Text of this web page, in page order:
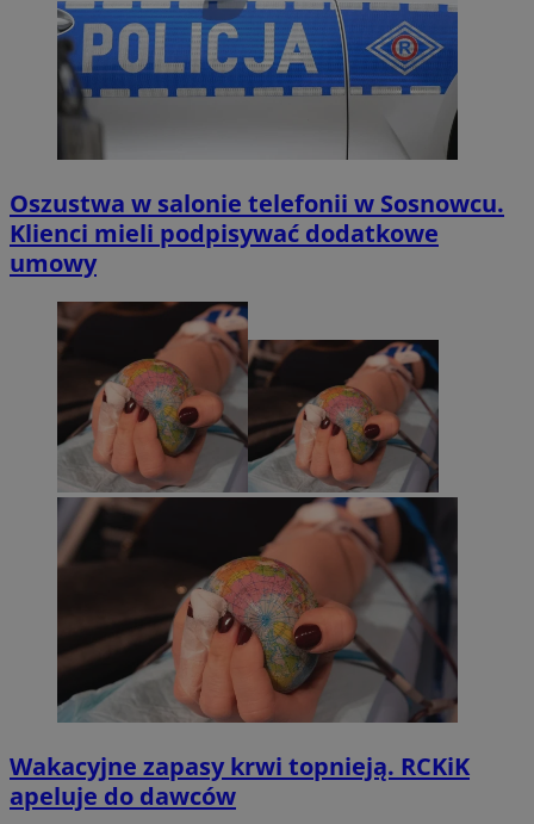
Oszustwa w salonie telefonii w Sosnowcu.
Klienci mieli podpisywać dodatkowe
umowy
Wakacyjne zapasy krwi topnieją. RCKiK
apeluje do dawców